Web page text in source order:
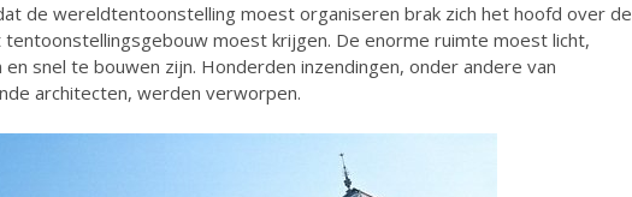
de wereldtentoonstelling moest organiseren brak zich het hoofd over de
moest krijgen. De enorme ruimte moest licht,
en snel te bouwen zijn. Honderden inzendingen, onder andere van
architecten, werden verworpen.